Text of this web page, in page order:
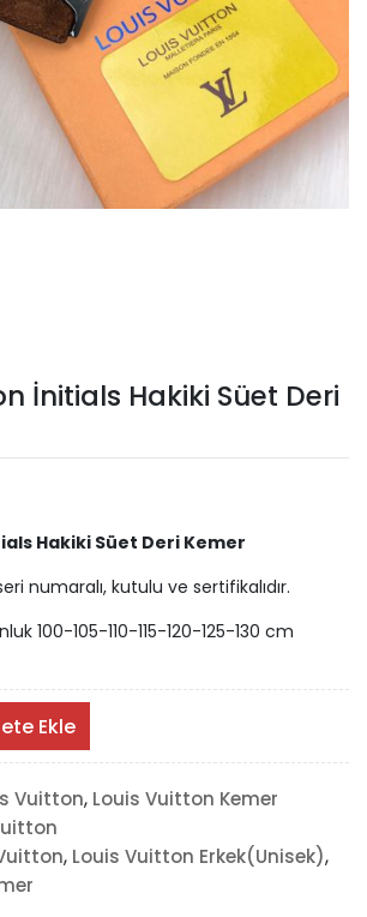
İnitials Hakiki Süet Deri
Hakiki Süet Deri Kemer
numaralı, kutulu ve sertifikalıdır.
100-105-110-115-120-125-130 cm
Ekle
Vuitton, Louis Vuitton Kemer
, Louis Vuitton Erkek(Unisek),